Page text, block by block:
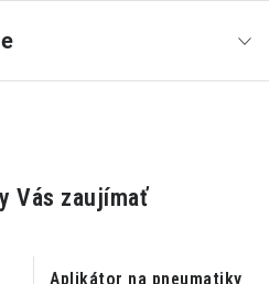
Vás zaujímať
Aplikátor na pneumatiky